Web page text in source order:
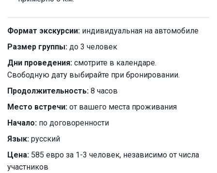
Формат экскурсии: индивидуальная на автомобиле
Размер группы: до 3 человек
Дни проведения: смотрите в календаре.
Свободную дату выбирайте при бронировании.
Продолжительность: 8 часов
Место встречи: от вашего места проживания
Начало: по договоренности
Язык: русский
Цена: 585 евро за 1-3 человек, независимо от числа
участников